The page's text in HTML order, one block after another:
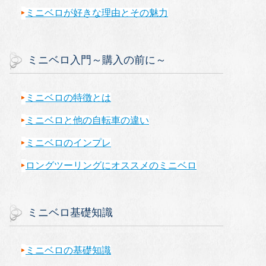
ミニベロが好きな理由とその魅力
ミニベロ入門～購入の前に～
ミニベロの特徴とは
ミニベロと他の自転車の違い
ミニベロのインプレ
ロングツーリングにオススメのミニベロ
ミニベロ基礎知識
ミニベロの基礎知識